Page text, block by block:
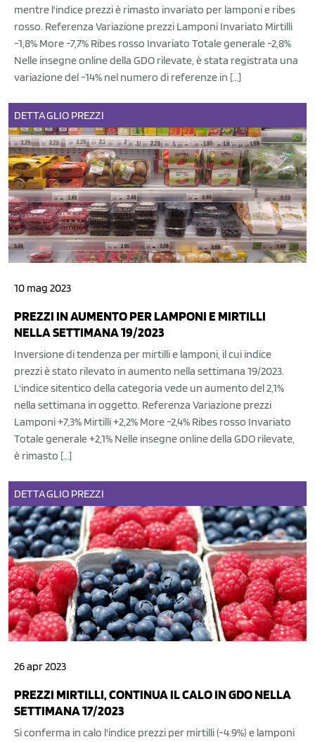
mentre l'indice prezzi è rimasto invariato per lamponi e ribes
rosso. Referenza Variazione prezzi Lamponi Invariato Mirtilli
-1,8% More -7,7% Ribes rosso Invariato Totale generale -2,8%
Nelle insegne online della GDO rilevate, è stata registrata una
variazione del -14% nel numero di referenze in […]
DETTAGLIO PREZZI
10 mag 2023
PREZZI IN AUMENTO PER LAMPONI E MIRTILLI
NELLA SETTIMANA 19/2023
Inversione di tendenza per mirtilli e lamponi, il cui indice
prezzi è stato rilevato in aumento nella settimana 19/2023.
L'indice sitentico della categoria vede un aumento del 2,1%
nella settimana in oggetto. Referenza Variazione prezzi
Lamponi +7,3% Mirtilli +2,2% More -2,4% Ribes rosso Invariato
Totale generale +2,1% Nelle insegne online della GDO rilevate,
è rimasto […]
DETTAGLIO PREZZI
26 apr 2023
PREZZI MIRTILLI, CONTINUA IL CALO IN GDO NELLA
SETTIMANA 17/2023
Si conferma in calo l'indice prezzi per mirtilli (-4.9%) e lamponi